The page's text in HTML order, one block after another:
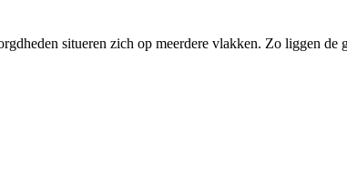
situeren zich op meerdere vlakken. Zo liggen de